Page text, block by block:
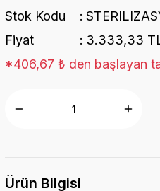
Stok Kodu
Fiyat
3.333,33
*406,67 ₺ den başlayan
Ürün Bilgisi